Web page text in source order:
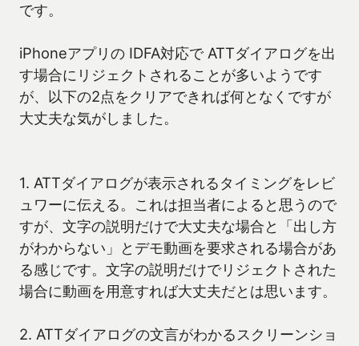
です。
iPhoneアプリの IDFA対応で ATTダイアログを出
す場合にリジェクトされることが多いようです
が、以下の2点をクリアできれば何となくですが
大丈夫な気がしました。
1. ATTダイアログが表示されるタイミングをレビ
ュワーに伝える。これは担当者によると思うので
すが、文字の説明だけで大丈夫な場合と「出し方
がわからない」とデモ動画を要求される場合があ
る感じです。文字の説明だけでリジェクトされた
場合に動画を用意すれば大丈夫だとは思います。
2. ATTダイアログの文言がわかるスクリーンショ